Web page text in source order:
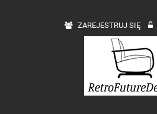
ZAREJESTRUJ SIĘ